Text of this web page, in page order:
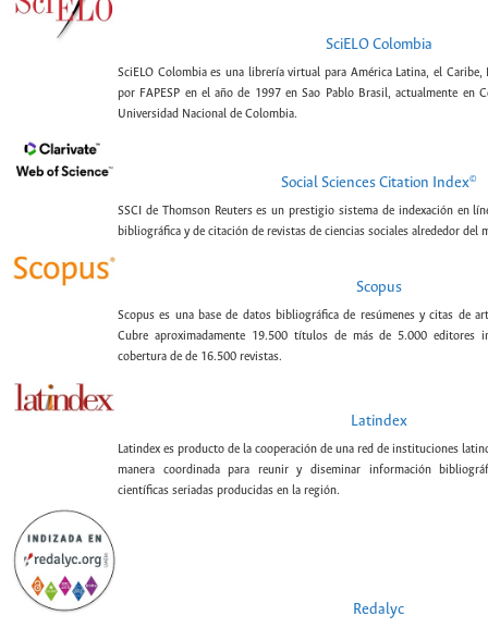
SciELO Colombia
SciELO Colombia es una librería virtual para América Latina, el Caribe,
por FAPESP en el año de 1997 en Sao Pablo Brasil, actualmente en
Universidad Nacional de Colombia.
Social Sciences Citation Index©
SSCI de Thomson Reuters es un prestigio sistema de indexación en
bibliográfica y de citación de revistas de ciencias sociales alrededor del
Scopus
Scopus es una base de datos bibliográfica de resúmenes y citas de
Cubre aproximadamente 19.500 títulos de más de 5.000 editores
cobertura de de 16.500 revistas.
Latindex
Latindex es producto de la cooperación de una red de instituciones
manera coordinada para reunir y diseminar información
científicas seriadas producidas en la región.
Redalyc